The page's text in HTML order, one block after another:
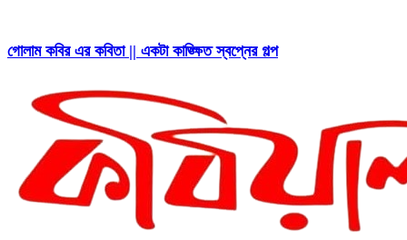
গোলাম কবির এর কবিতা || একটা কাঙ্ক্ষিত স্বপ্নের গল্প